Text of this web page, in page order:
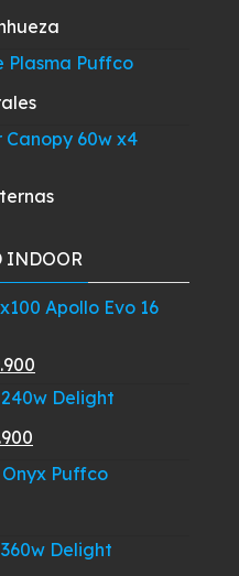
Plasma Puffco
60w x4
INDOOR
Apollo Evo 16
precio
$789.900.
Delight
precio
$229.900.
Puffco
Delight